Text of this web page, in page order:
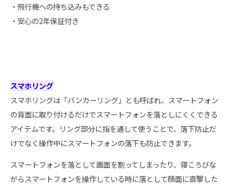
・飛行機への持ち込みもできる
・安心の2年保証付き
スマホリング
スマホリングは「バンカーリング」とも呼ばれ、スマートフォン
の背面に取り付けるだけでスマートフォンを落としにくくできる
アイテムです。リング部分に指を通して使うことで、落下防止だ
けでなく操作中にスマートフォンの落下も防止できます。
スマートフォンを落として画面を割ってしまったり、寝ころびな
がらスマートフォンを操作している時に落として顔面に直撃した